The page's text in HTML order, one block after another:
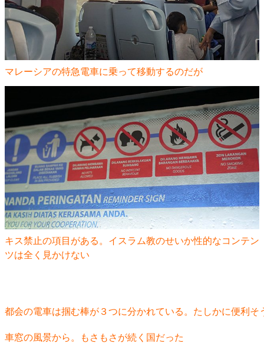
マレーシアの特急電車に乗って移動するのだが
キス禁止の項目がある。イスラム教のせいか性的なコンテン
ツは全く見かけない
都会の電車は掴む棒が３つに分かれている。たしかに便利そ
車窓の風景から。もさもさが続く国だった